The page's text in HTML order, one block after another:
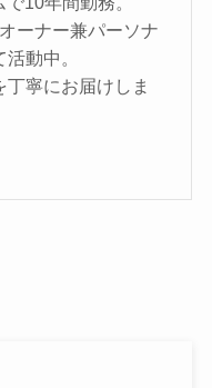
ーナー兼パーソナ
動中。
寧にお届けしま